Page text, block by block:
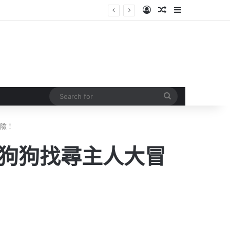
Log InRandom Article
Sidebar
！
狗找尋主人大冒